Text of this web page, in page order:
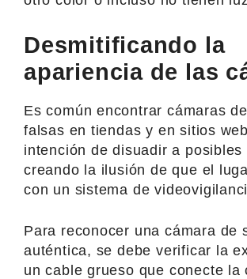
Desmitificando la
apariencia de las
Es común encontrar cámaras
falsas en tiendas y en sitios
intención de disuadir a posibles
creando la ilusión de que el
con un sistema de
Para reconocer una cámara de
auténtica, se debe verificar la
un cable grueso que conecte la